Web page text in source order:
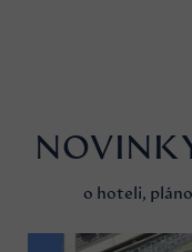
o hoteli,